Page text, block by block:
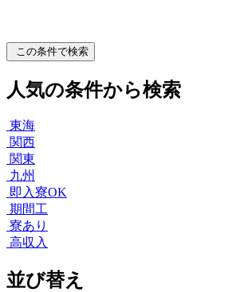
この条件で検索
人気の条件から検索
東海
関西
関東
九州
即入寮OK
期間工
寮あり
高収入
並び替え